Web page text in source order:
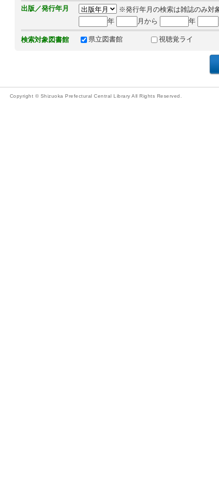
出版／発行年月
※発行年月の検索は雑誌のみ対
年
月から 年
検索対象図書館 県立図書館 視聴覚ライ
Copyright © Shizuoka Prefectural Central Library All Rights Reserved.